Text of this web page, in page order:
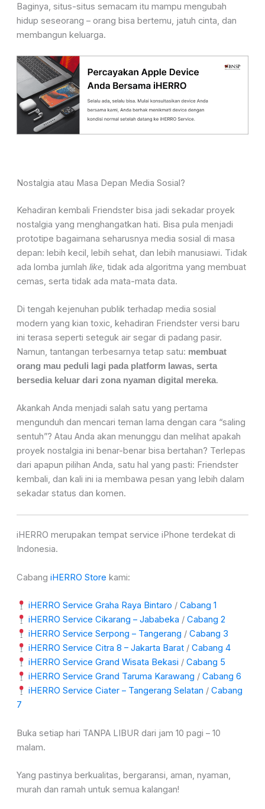
Baginya, situs-situs semacam itu mampu mengubah
hidup seseorang – orang bisa bertemu, jatuh cinta, dan
membangun keluarga.
Nostalgia atau Masa Depan Media Sosial?
Kehadiran kembali Friendster bisa jadi sekadar proyek
nostalgia yang menghangatkan hati. Bisa pula menjadi
prototipe bagaimana seharusnya media sosial di masa
depan: lebih kecil, lebih sehat, dan lebih manusiawi. Tidak
ada lomba jumlah like, tidak ada algoritma yang membuat
cemas, serta tidak ada mata-mata data.
Di tengah kejenuhan publik terhadap media sosial
modern yang kian toxic, kehadiran Friendster versi baru
ini terasa seperti seteguk air segar di padang pasir.
Namun, tantangan terbesarnya tetap satu: membuat
orang mau peduli lagi pada platform lawas, serta
bersedia keluar dari zona nyaman digital mereka.
Akankah Anda menjadi salah satu yang pertama
mengunduh dan mencari teman lama dengan cara “saling
sentuh”? Atau Anda akan menunggu dan melihat apakah
proyek nostalgia ini benar-benar bisa bertahan? Terlepas
dari apapun pilihan Anda, satu hal yang pasti: Friendster
kembali, dan kali ini ia membawa pesan yang lebih dalam
sekadar status dan komen.
iHERRO merupakan tempat service iPhone terdekat di
Indonesia.
Cabang iHERRO Store kami:
iHERRO Service Graha Raya Bintaro /Cabang 1
iHERRO Service Cikarang – Jababeka /Cabang 2
iHERRO Service Serpong – Tangerang /Cabang 3
iHERRO Service Citra 8 – Jakarta Barat /Cabang 4
iHERRO Service Grand Wisata Bekasi /Cabang 5
iHERRO Service Grand Taruma Karawang /Cabang 6
iHERRO Service Ciater – Tangerang Selatan /Cabang
7
Buka setiap hari TANPA LIBUR dari jam 10 pagi – 10
malam.
Yang pastinya berkualitas, bergaransi, aman, nyaman,
murah dan ramah untuk semua kalangan!